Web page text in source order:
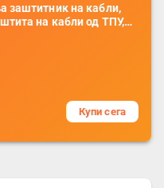
заштитник на кабли,
на кабли од ТПУ,
на кабли, без
телефони, комплет
Купи сега